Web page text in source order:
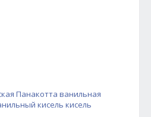
Панакотта ванильная
кисель кисель